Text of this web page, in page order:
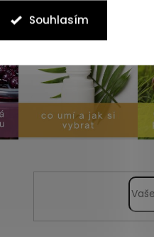
Souhlasím